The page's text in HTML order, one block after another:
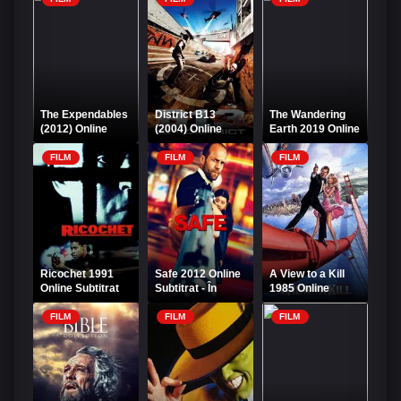
The Expendables
(2012) Online
Subtitrat – Eroi de
Sacrificiu 2
District B13
(2004) Online
Subtitrat
The Wandering
Earth 2019 Online
Subtitrat –
Pământul
rătăcitor
FILM
Ricochet 1991
Online Subtitrat
FILM
Safe 2012 Online
Subtitrat - În
siguranță
FILM
A View to a Kill
1985 Online
Subtitrat
FILM FILM FILM